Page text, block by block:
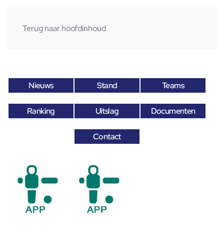
Terug naar hoofdinhoud
Nieuws Stand Teams
Ranking Uitslag Documenten
Contact